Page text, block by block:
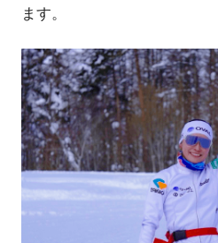
ます。